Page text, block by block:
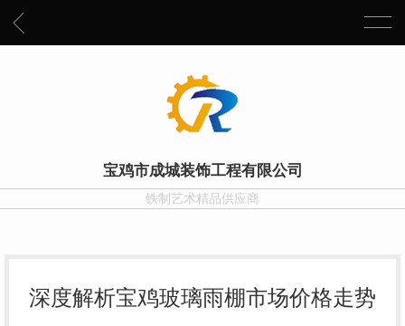
宝鸡市成城装饰工程有限公司
铁制艺术精品供应商
深度解析宝鸡玻璃雨棚市场价格走势